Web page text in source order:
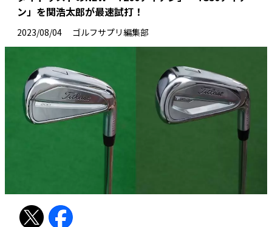
ン」を関浩太郎が最速試打！
2023/08/04 ゴルフサプリ編集部